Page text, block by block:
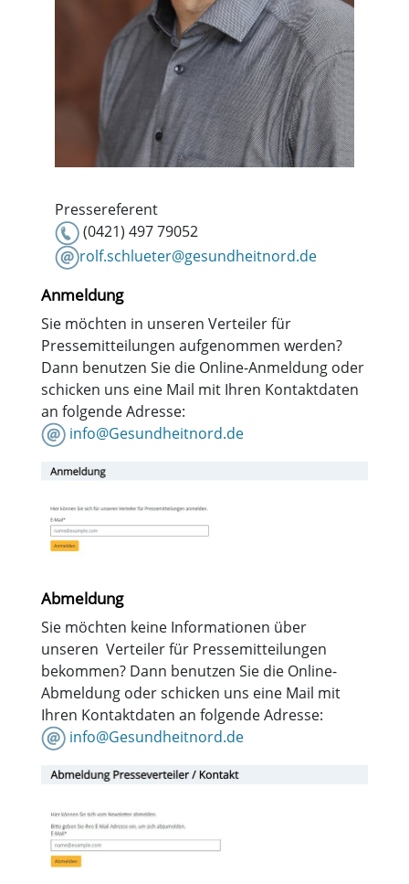
Pressereferent
(0421) 497 79052
rolf.schlueter@gesundheitnord.de
Anmeldung
Sie möchten in unseren Verteiler für
Pressemitteilungen aufgenommen werden?
Dann benutzen Sie die Online-Anmeldung oder
schicken uns eine Mail mit Ihren Kontaktdaten
an folgende Adresse:
info@Gesundheitnord.de
Abmeldung
Sie möchten keine Informationen über
unseren Verteiler für Pressemitteilungen
bekommen? Dann benutzen Sie die Online-
Abmeldung oder schicken uns eine Mail mit
Ihren Kontaktdaten an folgende Adresse:
info@Gesundheitnord.de